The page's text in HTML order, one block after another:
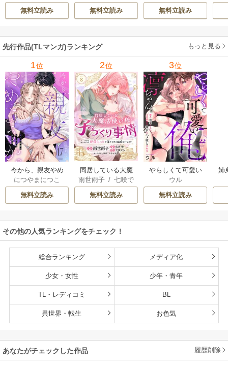
同僚は甘い快楽で
私を壊す～
無料立読み
り事情 こっそり家
を出るつもりが、
るほど溺愛されて
ます
ら/佐倉響/よな
が月見
無料立読み
隣人後輩くんのイ
キすぎた執着にハ
無料立読み
先行作品(TLマンガ)ランキング もっと見る
1位
今から、親友やめ
ようか。～腐れ縁
同僚は甘い快楽で
私を壊す～
につやまにつこ
無料立読み
2位
同居している大魔
法使い様の子づく
り事情 こっそり家
を出るつもりが、
るほど溺愛されて
ます
雨世雨子 /七咲で
/ 佐倉響 /
が月見
無料立読み
3位
やらしくて可愛い
俺の凛ちゃん。～
隣人後輩くんのイ
キすぎた執着にハ
ウル
無料立読み
姉
その他の人気ランキングをチェック！
総合ランキング メディア化
少女・女性 少年・青年
TL・レディコミ BL
異世界・転生 お色気
あなたがチェックした作品 履歴削除